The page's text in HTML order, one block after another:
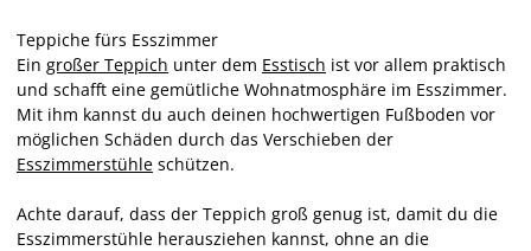
Teppiche fürs Esszimmer
Ein großer Teppich unter dem Esstisch ist vor allem praktisch
und schafft eine gemütliche Wohnatmosphäre im Esszimmer.
Mit ihm kannst du auch deinen hochwertigen Fußboden vor
möglichen Schäden durch das Verschieben der
Esszimmerstühle schützen.
Achte darauf, dass der Teppich groß genug ist, damit du die
Esszimmerstühle herausziehen kannst, ohne an die